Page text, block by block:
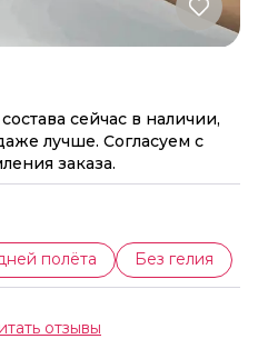
сейчас в наличии,
лучше. Согласуем с
заказа.
полёта Без гелия
отзывы